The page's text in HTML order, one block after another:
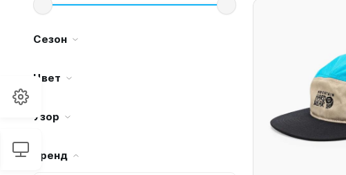
Сезон
Цвет
Узор
Бренд
шт